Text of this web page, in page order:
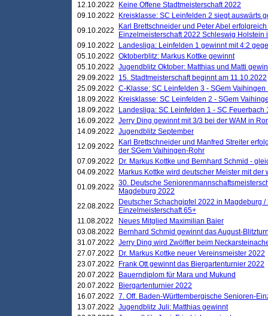
12.10.2022
Keine Offene Stadtmeisterschaft 2022
09.10.2022
Kreisklasse: SC Leinfelden 2 siegt auswärts
09.10.2022
Karl Brettschneider und Peter Abel
Einzelmeisterschaft 2022 Schleswig Holstein
09.10.2022
Landesliga: Leinfelden 1 gewinnt mit 4:2
05.10.2022 Oktoberblitz: Markus Kottke gewinnt
05.10.2022 Jugendblitz Oktober: Matthias und Matti
29.09.2022
15. Stadtmeisterschaft beginnt am 11.10.2022
25.09.2022 C-Klasse: SC Leinfelden 3 - SGem Vaihingen
18.09.2022
Kreisklasse: SC Leinfelden 2 - SGem
18.09.2022
Landesliga: SC Leinfelden 1 - SC Feuerbach
16.09.2022 Jerry Ding gewinnt mit 3/3 bei der WAM in
14.09.2022 Jugendblitz September
12.09.2022
Karl Brettschneider und Manfred Streiter
der SGem Vaihingen-Rohr
07.09.2022
Dr. Markus Kottke und Bernhard Schmid -
04.09.2022
Markus Kottke wird deutscher Meister mit
01.09.2022 30. Deutsche
Magdeburg 2022
22.08.2022
Deutscher Schachgipfel 2022 in Magdeburg
Einzelmeisterschaft 65+
11.08.2022
Neues Mitglied Maximilian Baier
03.08.2022
Bernhard Schmid gewinnt das August-
31.07.2022 Jerry Ding wird Zwölfter beim
27.07.2022
Dr. Markus Kottke neuer Vereinsmeister 2022
23.07.2022
Frank Ott gewinnt das Biergartenturnier 2022
20.07.2022
Bauerndiplom für Mara und Mukund
20.07.2022
Biergartenturnier 2022
16.07.2022 7. Off. Baden-Württembergische Senioren-
13.07.2022 Jugendblitz Juli: Matthias gewinnt